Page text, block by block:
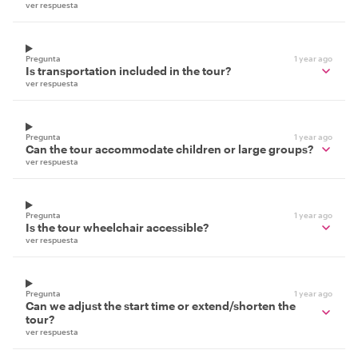
ver respuesta
Pregunta 1 year ago
Is transportation included in the tour?
ver respuesta
Pregunta 1 year ago
Can the tour accommodate children or large groups?
ver respuesta
Pregunta 1 year ago
Is the tour wheelchair accessible?
ver respuesta
Pregunta 1 year ago
Can we adjust the start time or extend/shorten the
tour?
ver respuesta